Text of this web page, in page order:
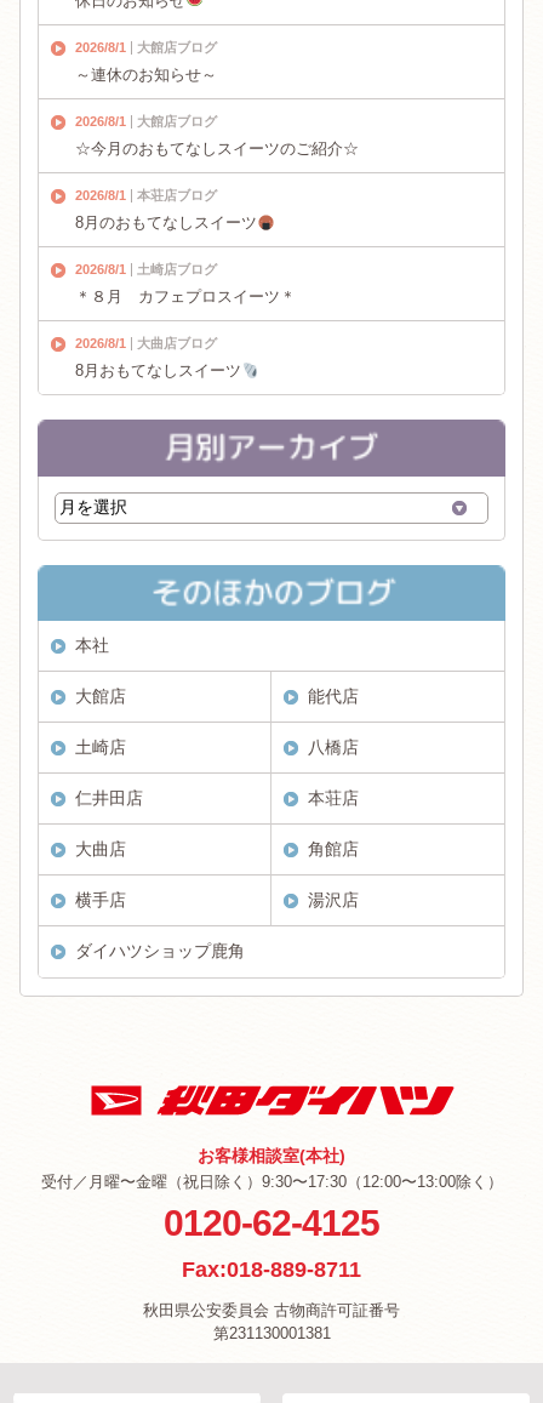
2026/8/1 大館店ブログ
～連休のお知らせ～
2026/8/1 大館店ブログ
☆今月のおもてなしスイーツのご紹介☆
2026/8/1 本荘店ブログ
8月のおもてなしスイーツ
2026/8/1 土崎店ブログ
＊８月 カフェプロスイーツ＊
2026/8/1 大曲店ブログ
8月おもてなしスイーツ
本社
大館店 能代店
土崎店 八橋店
仁井田店 本荘店
大曲店 角館店
横手店 湯沢店
ダイハツショップ鹿角
お客様相談室(本社)
受付／月曜〜金曜（祝日除く）9:30〜17:30（12:00〜13:00除く）
0120-62-4125
Fax:018-889-8711
秋田県公安委員会 古物商許可証番号
第231130001381